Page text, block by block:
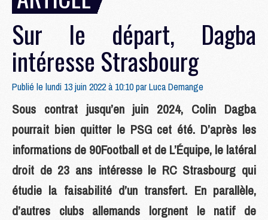
Sur le départ, Dagba
intéresse Strasbourg
Publié le lundi 13 juin 2022 à 10:10 parLuca Demange
Sous contrat jusqu’en juin 2024, Colin Dagba
pourrait bien quitter le PSG cet été. D’après les
informations de 90Football et de L’Équipe, le latéral
droit de 23 ans intéresse le RC Strasbourg qui
étudie la faisabilité d’un transfert. En parallèle,
d’autres clubs allemands lorgnent le natif de